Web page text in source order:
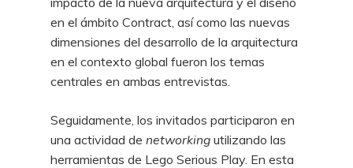
en el ámbito Contract, así como las nuevas
dimensiones del desarrollo de la arquitectura
en el contexto global fueron los temas
centrales en ambas entrevistas.
Seguidamente, los invitados participaron en
una actividad de networking utilizando las
herramientas de Lego Serious Play. En esta